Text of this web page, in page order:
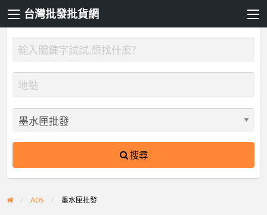
台灣批發批貨網
搜尋
ADS 墨水匣批發